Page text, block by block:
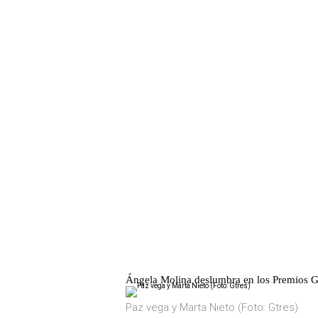
Ángela Molina deslumbra en los Premios
Paz vega y Marta Nieto (Foto: Gtres)